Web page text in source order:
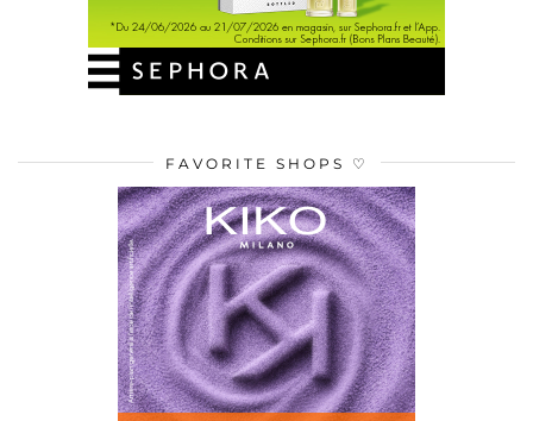
FAVORITE SHOPS ♡